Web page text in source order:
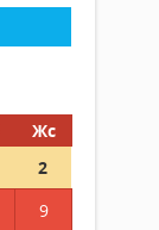
Жс
2
9